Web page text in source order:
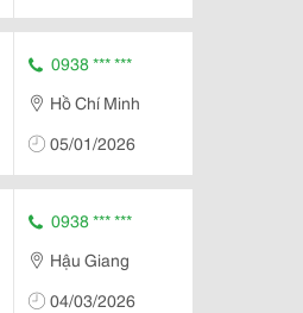
0938 *** ***
Hồ Chí Minh
05/01/2026
0938 *** ***
Hậu Giang
04/03/2026